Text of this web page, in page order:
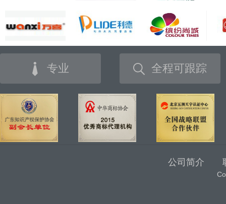
专业 全程可跟踪
公司简介